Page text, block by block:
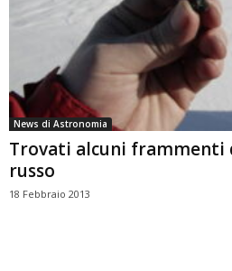
News di Astronomia
Trovati alcuni
russo
18 Febbraio 2013